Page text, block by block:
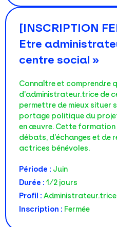
[INSCRIPTION FERMÉE] Atelier «
Etre
centre social »
Connaître et comprendre quelles sont les fonctions
d’administrateur.trice de
permettre de mieux situer
portage politique du
en œuvre. Cette formation
débats, d’échanges et de
actrices bénévoles.
Période : Juin
Durée : 1/2 jours
Profil : Administrateur.trice
Inscription : Fermée